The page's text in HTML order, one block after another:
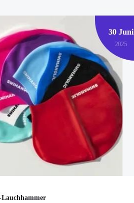
30 Juni
2025
Lauchhammer